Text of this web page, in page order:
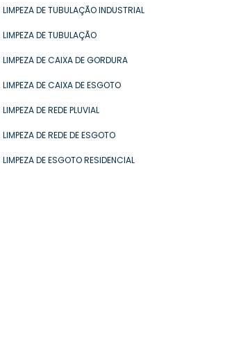
LIMPEZA DE TUBULAÇÃO INDUSTRIAL
LIMPEZA DE TUBULAÇÃO
LIMPEZA DE CAIXA DE GORDURA
LIMPEZA DE CAIXA DE ESGOTO
LIMPEZA DE REDE PLUVIAL
LIMPEZA DE REDE DE ESGOTO
LIMPEZA DE ESGOTO RESIDENCIAL